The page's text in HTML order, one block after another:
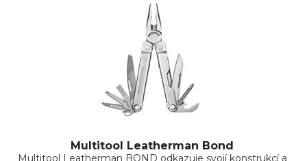
Multitool Leatherman Bond
Multitool Leatherman BOND odkazuje svojí konstrukcí a